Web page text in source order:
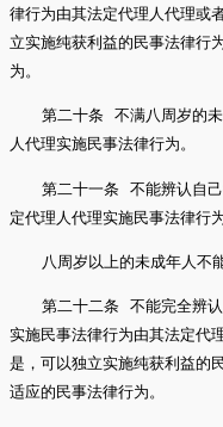
律行为由其法定代理人代理或
立实施纯获利益的民事法律行
为。
第二十条 不满八周岁的
人代理实施民事法律行为。
第二十一条 不能辨认自
定代理人代理实施民事法律行为
八周岁以上的未成年人不
第二十二条 不能完全辨
实施民事法律行为由其法定代
是，可以独立实施纯获利益的
适应的民事法律行为。